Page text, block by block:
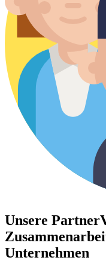
Unsere Partner
Unternehmen